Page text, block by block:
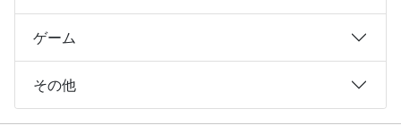
ゲーム
その他